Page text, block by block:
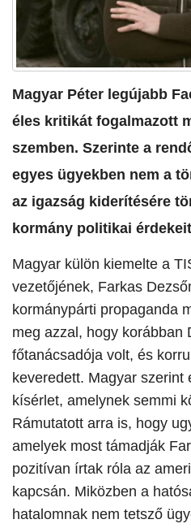
Magyar Péter legújabb
éles kritikát fogalmazott
szemben. Szerinte a
egyes ügyekben nem a
az igazság kiderítésére
kormány politikai
Magyar külön kiemelte a
vezetőjének, Farkas
kormánypárti propaganda
meg azzal, hogy korábban
főtanácsadója volt, és
keveredett. Magyar szerint
kísérlet, amelynek semmi
Rámutatott arra is, hogy
amelyek most támadják
pozitívan írtak róla az
kapcsán. Miközben a
hatalomnak nem tetsző